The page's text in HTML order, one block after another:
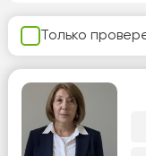
Только